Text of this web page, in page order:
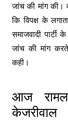
जांच की मांग की।
कि विपक्ष के
समाजवादी पार्टी
जांच की मांग
कही।
आज
केजरीवाल